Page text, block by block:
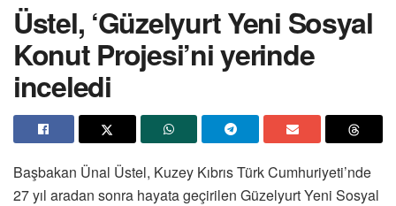
Üstel, ‘Güzelyurt Yeni Sosyal
Konut Projesi’ni yerinde
inceledi
Başbakan Ünal Üstel, Kuzey Kıbrıs Türk Cumhuriyeti’nde
27 yıl aradan sonra hayata geçirilen Güzelyurt Yeni Sosyal